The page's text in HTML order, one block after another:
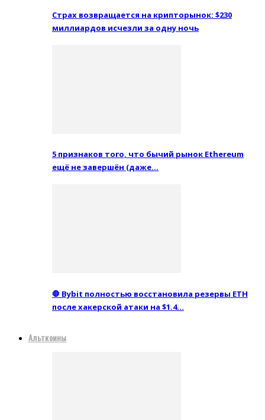
Страх возвращается на крипторынок: $230
миллиардов исчезли за одну ночь
5 признаков того, что бычий рынок Ethereum
ещё не завершён (даже…
🛑 Bybit полностью восстановила резервы ETH
после хакерской атаки на $1.4…
Альткоины